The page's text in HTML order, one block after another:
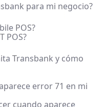
para mi negocio?
POS?
POS?
Transbank y cómo
error 71 en mi
cuando aparece